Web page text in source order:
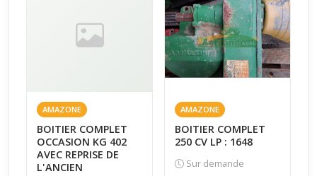
AMAZONE
BOITIER COMPLET
OCCASION KG 402
AVEC REPRISE DE
L'ANCIEN
AMAZONE
BOITIER COMPLET
250 CV LP : 1648
Sur demande